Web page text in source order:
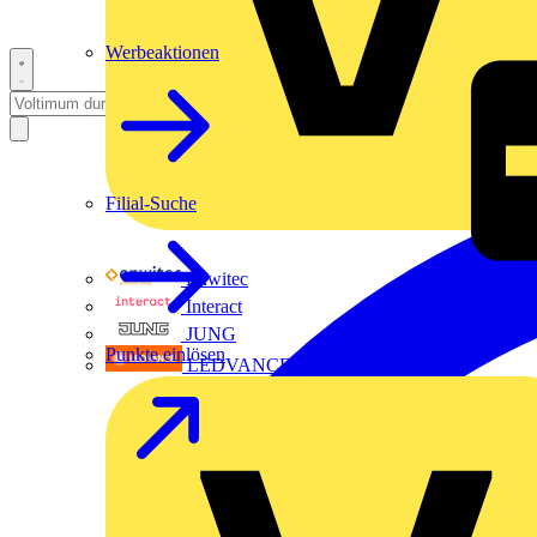
Enwitec
Interact
JUNG
LEDVANCE
Werbeaktionen
Filial-Suche
Punkte einlösen